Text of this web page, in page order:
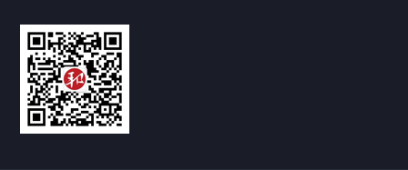
产品分类
律师分类
涉外国际律师